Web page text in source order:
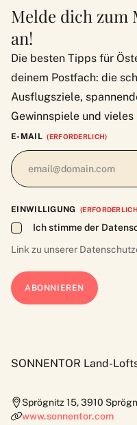
Melde dich zum
an!
Die besten Tipps für
deinem Postfach: die
Ausflugsziele,
Gewinnspiele und vieles
E-MAIL (ERFORDERLICH)
EINWILLIGUNG
Ich stimme der
Link zu unserer
SONNENTOR Land-
Sprögnitz 15,3910
www.sonnentor.com